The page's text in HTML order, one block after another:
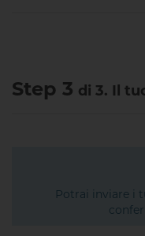
Step 3 di 3. Il
Potrai inviare i